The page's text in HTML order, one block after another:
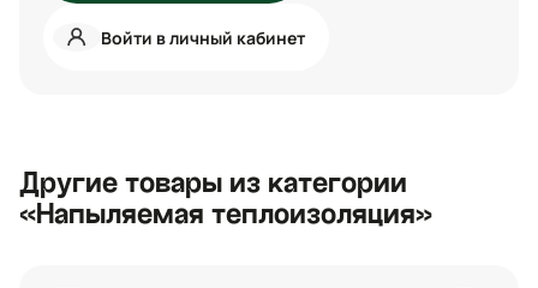
Войти в личный кабинет
Другие товары из категории
«Напыляемая теплоизоляция»